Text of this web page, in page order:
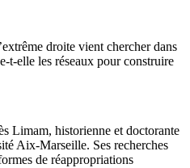
droite vient chercher dans
t-elle les réseaux pour construire
Limam, historienne et doctorante
Aix-Marseille. Ses recherches
de réappropriations